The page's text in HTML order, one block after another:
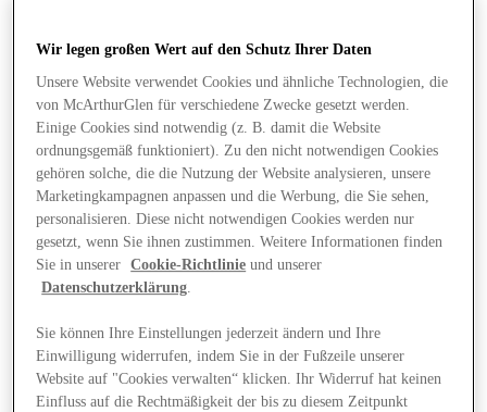
Angebote
Wir legen großen Wert auf den Schutz Ihrer Daten
Unsere Website verwendet Cookies und ähnliche Technologien, die
von McArthurGlen für verschiedene Zwecke gesetzt werden.
Einige Cookies sind notwendig (z. B. damit die Website
ordnungsgemäß funktioniert). Zu den nicht notwendigen Cookies
gehören solche, die die Nutzung der Website analysieren, unsere
Marketingkampagnen anpassen und die Werbung, die Sie sehen,
personalisieren. Diese nicht notwendigen Cookies werden nur
gesetzt, wenn Sie ihnen zustimmen. Weitere Informationen finden
Sie in unserer
Cookie-Richtlinie und unserer
Datenschutzerklärung.
Sie können Ihre Einstellungen jederzeit ändern und Ihre
Einwilligung widerrufen, indem Sie in der Fußzeile unserer
Website auf "Cookies verwalten“ klicken. Ihr Widerruf hat keinen
Einfluss auf die Rechtmäßigkeit der bis zu diesem Zeitpunkt